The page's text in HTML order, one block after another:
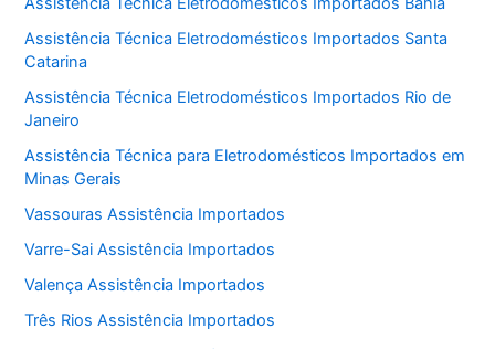
Assistência Técnica Eletrodomésticos Importados Santa
Catarina
Assistência Técnica Eletrodomésticos Importados Rio de
Janeiro
Assistência Técnica para Eletrodomésticos Importados em
Minas Gerais
Vassouras Assistência Importados
Varre-Sai Assistência Importados
Valença Assistência Importados
Três Rios Assistência Importados